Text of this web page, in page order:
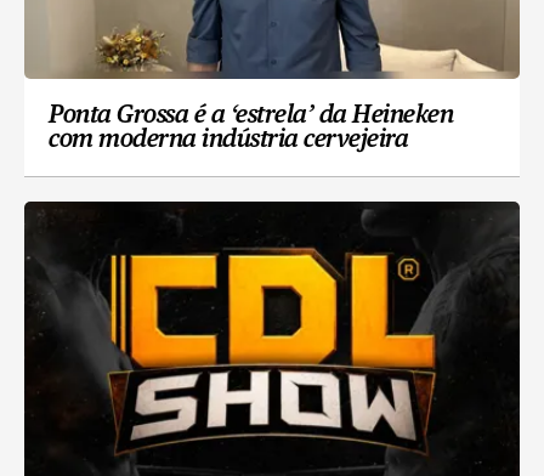
Ponta Grossa é a ‘estrela’ da Heineken
com moderna indústria cervejeira